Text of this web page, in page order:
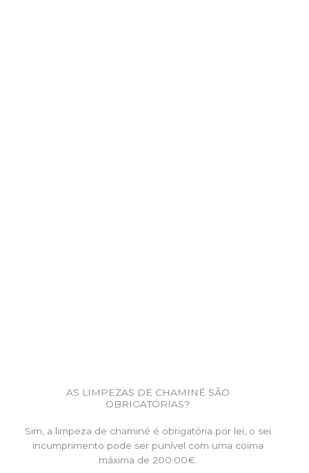
AS LIMPEZAS DE CHAMINÉ SÃO
OBRIGATÓRIAS?
Sim, a limpeza de chaminé é obrigatória por lei, o sei
incumprimento pode ser punível com uma coima
máxima de 200.00€.